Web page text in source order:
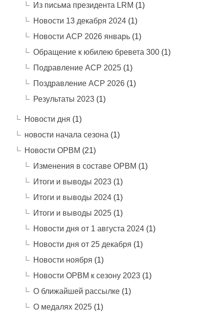
Из письма президента LRM (1)
Новости 13 декабря 2024(1)
Новости АСР 2026 январь(1)
Обращение к юбилею бревета 300(1)
Подравление АСР 2025(1)
Поздравление АСР 2026(1)
Результаты 2023(1)
Новости дня (1)
новости начала сезона (1)
Новости ОРВМ (21)
Изменения в составе ОРВМ (1)
Итоги и выводы 2023(1)
Итоги и выводы 2024(1)
Итоги и выводы 2025(1)
Новости дня от 1 августа 2024(1)
Новости дня от 25 декабря (1)
Новости ноября (1)
Новости ОРВМ к сезону 2023(1)
О ближайшей рассылке(1)
О медалях 2025(1)